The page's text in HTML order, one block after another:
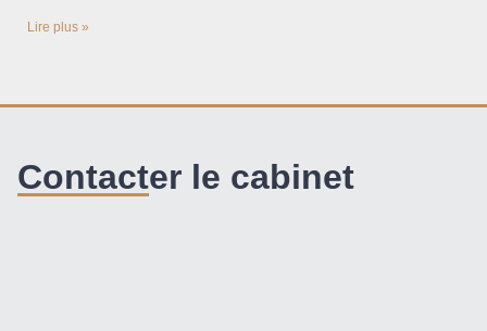
Lire plus »
Contacter le cabinet